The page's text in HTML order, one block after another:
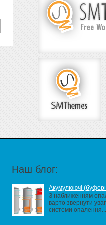
Наш блог:
Акумулюючі
З наближенням
варто звернути
системи опалення...